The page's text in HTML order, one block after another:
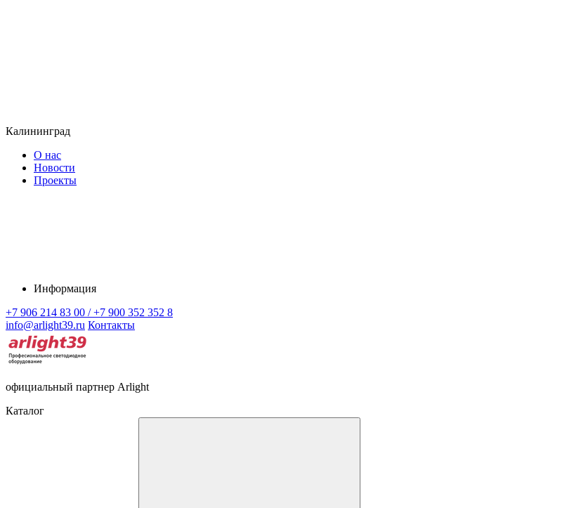
Калининград
О нас
Новости
Проекты
Информация
+7 906 214 83 00 / +7 900 352 352 8
info@arlight39.ru Контакты
официальный партнер Arlight
Каталог